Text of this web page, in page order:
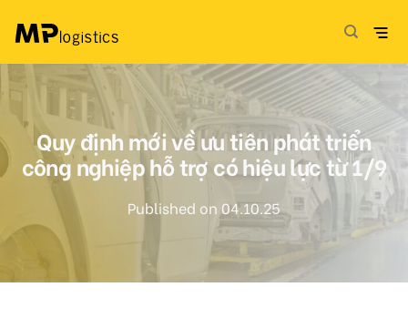
Quy định mới về ưu tiên phát triển
công nghiệp hỗ trợ có hiệu lực từ 1/9
Published on 04.10.25